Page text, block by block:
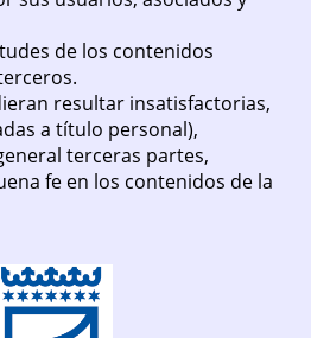
de los contenidos
resultar insatisfactorias,
a título personal),
terceras partes,
fe en los contenidos de la